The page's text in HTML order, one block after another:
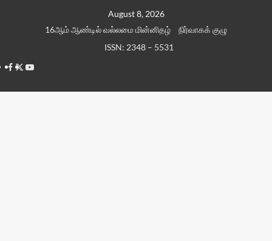
August 8, 2026
16ஆம் ஆண்டில் வல்லமை மின்னிதழ்
நிர்வாகக் குழு
ISSN: 2348 – 5531
Facebook
TwitterYoutube